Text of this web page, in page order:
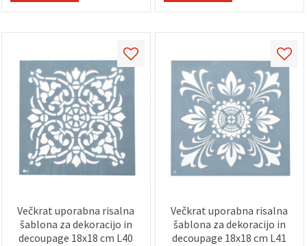
Večkrat uporabna risalna
šablona za dekoracijo in
decoupage 18x18 cm L40
Večkrat uporabna risalna
šablona za dekoracijo in
decoupage 18x18 cm L41